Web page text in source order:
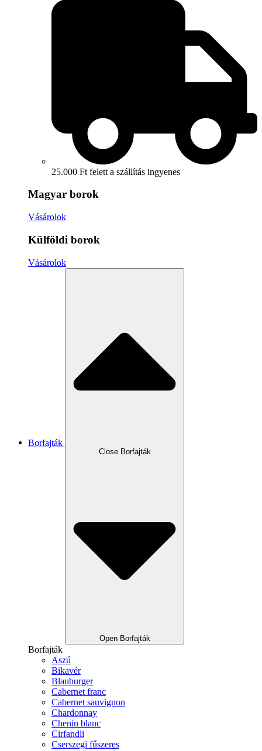
25.000 Ft felett a szállítás ingyenes
Magyar borok
Vásárolok
Külföldi borok
Vásárolok
Borfajták
Close Borfajták
Open Borfajták
Borfajták
Aszú
Bikavér
Blauburger
Cabernet franc
Cabernet sauvignon
Chardonnay
Chenin blanc
Cirfandli
Cserszegi fűszeres